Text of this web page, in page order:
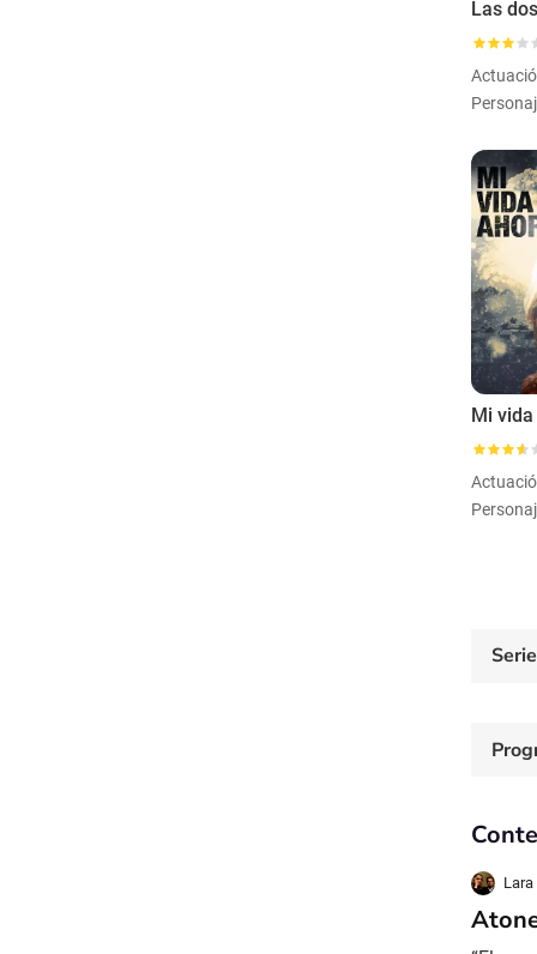
Las
Mi
Lara